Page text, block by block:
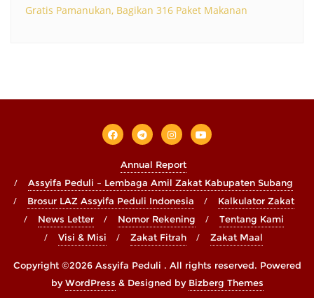
Gratis Pamanukan, Bagikan 316 Paket Makanan
Annual Report
Assyifa Peduli – Lembaga Amil Zakat Kabupaten Subang
Brosur LAZ Assyifa Peduli Indonesia
Kalkulator Zakat
News Letter
Nomor Rekening
Tentang Kami
Visi & Misi
Zakat Fitrah Zakat Maal
Copyright ©2026 Assyifa Peduli . All rights reserved. Powered
byWordPress & Designed by Bizberg Themes